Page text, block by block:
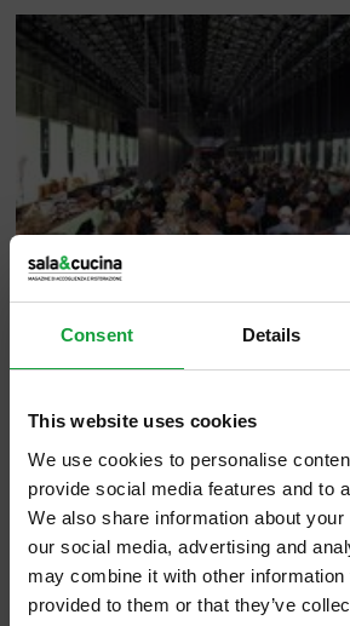
Consent Details
This website uses cookies
We use cookies to personalise
provide social media features and to
We also share information about
our social media, advertising and
may combine it with other information
provided to them or that they’ve
dedicate al settore
bevande e relative
rileva dal calendario 2011
fieristiche in Italia, redatto da
(Associazione Esposizioni e